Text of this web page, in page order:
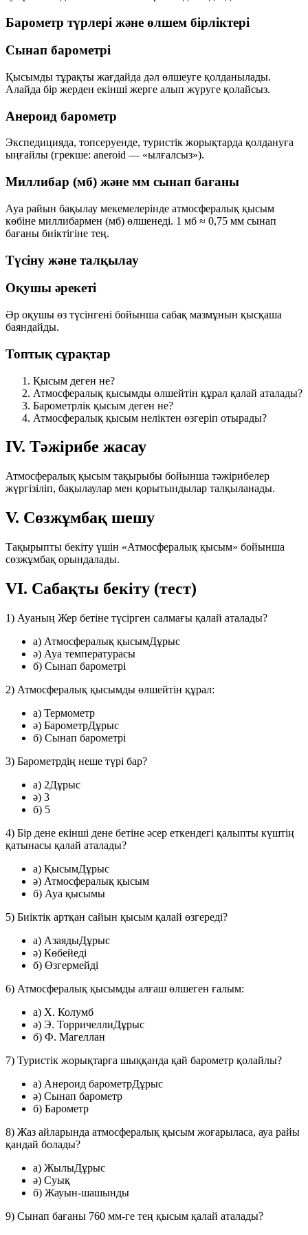
Барометр түрлері және өлшем бірліктері
Сынап барометрі
Қысымды тұрақты жағдайда дәл өлшеуге қолданылады.
Алайда бір жерден екінші жерге алып жүруге қолайсыз.
Анероид барометр
Экспедицияда, топсеруенде, туристік жорықтарда қолдануға
ыңғайлы (грекше: aneroid — «ылғалсыз»).
Миллибар (мб) және мм сынап бағаны
Ауа райын бақылау мекемелерінде атмосфералық қысым
көбіне миллибармен (мб) өлшенеді. 1 мб ≈ 0,75 мм сынап
бағаны биіктігіне тең.
Түсіну және талқылау
Оқушы әрекеті
Әр оқушы өз түсінгені бойынша сабақ мазмұнын қысқаша
баяндайды.
Топтық сұрақтар
Қысым деген не?
Атмосфералық қысымды өлшейтін құрал қалай аталады?
Барометрлік қысым деген не?
Атмосфералық қысым неліктен өзгеріп отырады?
IV. Тәжірибе жасау
Атмосфералық қысым тақырыбы бойынша тәжірибелер
жүргізіліп, бақылаулар мен қорытындылар талқыланады.
V. Сөзжұмбақ шешу
Тақырыпты бекіту үшін «Атмосфералық қысым» бойынша
сөзжұмбақ орындалады.
VI. Сабақты бекіту (тест)
1) Ауаның Жер бетіне түсірген салмағы қалай аталады?
a) Атмосфералық қысымДұрыс
ә) Ауа температурасы
б) Сынап барометрі
2) Атмосфералық қысымды өлшейтін құрал:
a) Термометр
ә) БарометрДұрыс
б) Сынап барометрі
3) Барометрдің неше түрі бар?
a) 2Дұрыс
ә) 3
б) 5
4) Бір дене екінші дене бетіне әсер еткендегі қалыпты күштің
қатынасы қалай аталады?
a) ҚысымДұрыс
ә) Атмосфералық қысым
б) Ауа қысымы
5) Биіктік артқан сайын қысым қалай өзгереді?
a) АзаядыДұрыс
ә) Көбейеді
б) Өзгермейді
6) Атмосфералық қысымды алғаш өлшеген ғалым:
a) Х. Колумб
ә) Э. ТорричеллиДұрыс
б) Ф. Магеллан
7) Туристік жорықтарға шыққанда қай барометр қолайлы?
a) Анероид барометрДұрыс
ә) Сынап барометр
б) Барометр
8) Жаз айларында атмосфералық қысым жоғарыласа, ауа райы
қандай болады?
a) ЖылыДұрыс
ә) Суық
б) Жауын-шашынды
9) Сынап бағаны 760 мм-ге тең қысым қалай аталады?